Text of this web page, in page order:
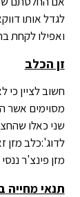
לגדל אותו
ואפילו לקחת
זן הכלב
חשוב לציין
מסוימים אשר
שני כאלו
לדוג':כלב מזן
מזן פינצ'ר
תנאי מחייה